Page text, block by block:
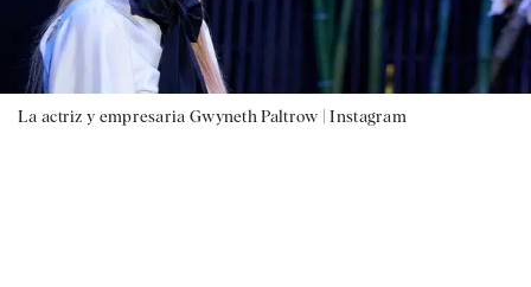
La actriz y empresaria Gwyneth Paltrow |Instagram